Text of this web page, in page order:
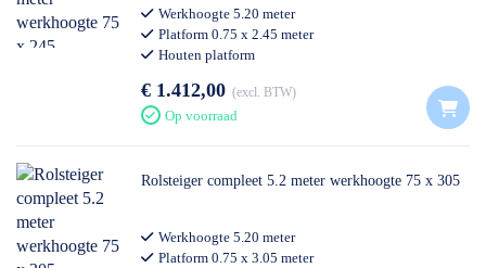
Werkhoogte 5.20 meter
Platform 0.75 x 2.45 meter
Houten platform
€ 1.412,00 excl. BTW
Op voorraad
Rolsteiger compleet 5.2 meter werkhoogte 75 x 305
Werkhoogte 5.20 meter
Platform 0.75 x 3.05 meter